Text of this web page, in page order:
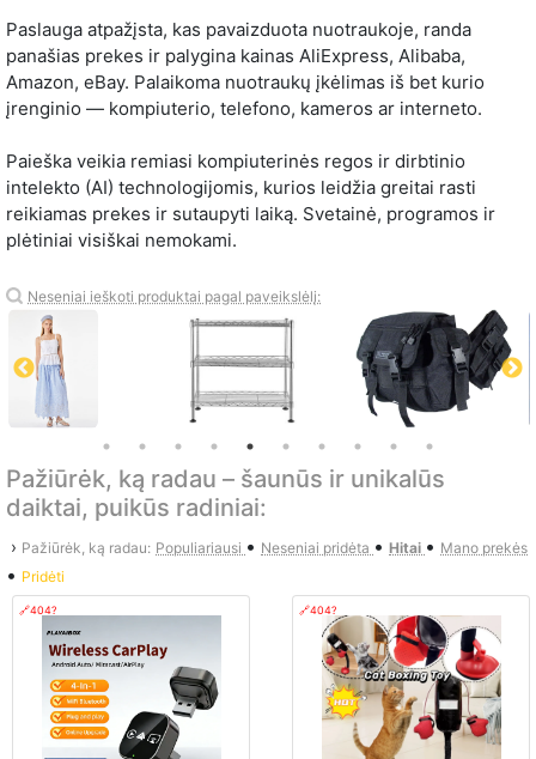
Paslauga atpažįsta, kas pavaizduota nuotraukoje, randa
panašias prekes ir palygina kainas AliExpress, Alibaba,
Amazon, eBay. Palaikoma nuotraukų įkėlimas iš bet kurio
įrenginio — kompiuterio, telefono, kameros ar interneto.
Paieška veikia remiasi kompiuterinės regos ir dirbtinio
intelekto (AI) technologijomis, kurios leidžia greitai rasti
reikiamas prekes ir sutaupyti laiką. Svetainė, programos ir
plėtiniai visiškai nemokami.
Neseniai ieškoti produktai pagal paveikslėlį:
Pažiūrėk, ką radau – šaunūs ir unikalūs
daiktai, puikūs radiniai:
› Pažiūrėk, ką radau: Populiariausi • Neseniai pridėta • Hitai • Mano prekės
• Pridėti
🔗404? 🔗404?